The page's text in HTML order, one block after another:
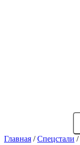
Главная /Спецстали /